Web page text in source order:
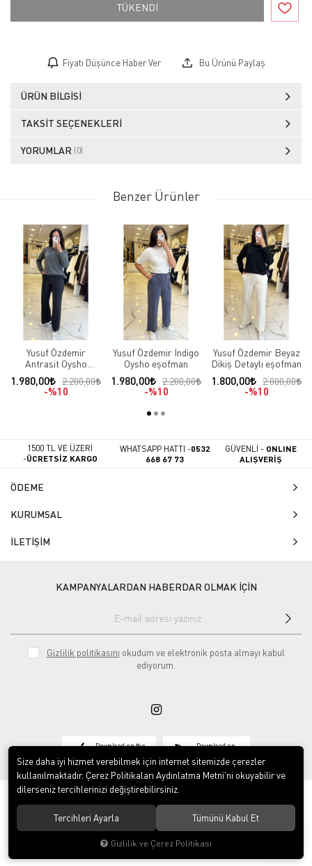
TÜKENDİ
Fiyatı Düşünce Haber Ver Bu Ürünü Paylaş
ÜRÜN BILGISI
TAKSIT SEÇENEKLERI
YORUMLAR (0)
Benzer Ürünler
Yusuf Özdemir
Antrasit Oysho
eşofman
1.980,00
2.200,00
%10
Yusuf Özdemir İndigo
Oysho eşofman
1.980,00
2.200,00
%10
Yusuf Özdemir Beyaz
Dikiş Detaylı eşofman
1.800,00
2.000,00
%10
1500 TL VE ÜZERİ
-ÜCRETSİZ KARGO
WHATSAPP HATTI -0532
668 67 73
GÜVENLİ - ONLINE
ALIŞVERİŞ
ÖDEME
KURUMSAL
İLETİŞİM
KAMPANYALARDAN HABERDAR OLMAK İÇİN
Gizlilik politikasını okudum ve elektronik posta almayı kabul
ediyorum.
Download on the Download on
© 2020Vosse Tekstil San ve Tic Ltd Şti . Tüm hakları saklıdır.
Size daha iyi hizmet verebilmek için internet sitemizde çerezler
kullanılmaktadır. Çerez Politikaları Aydınlatma Metni’ni okuyabilir ve
dilerseniz tercihlerinizi değiştirebilirsiniz.
Tercihleri Ayarla Tümünü Kabul Et
Gizlilik ve Çerez Politikası